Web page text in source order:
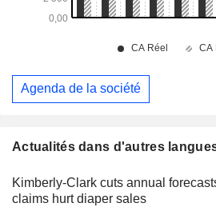
Actualités dans d'autres
Kimberly-Clark cuts annual
claims hurt diaper sales
Agenda de la société